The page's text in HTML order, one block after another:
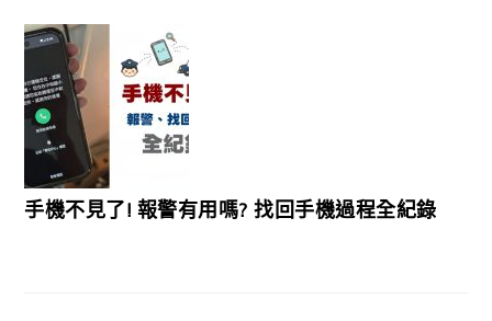
手機不見了! 報警有用嗎? 找回手機過程全紀錄